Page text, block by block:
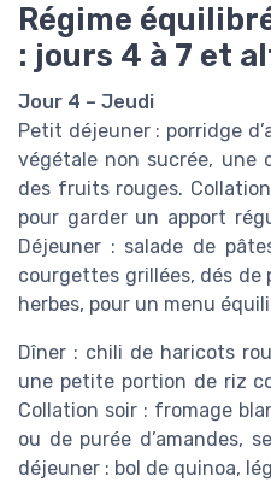
Régime
: jours 4 à 7 et
Jour 4 – Jeudi
Petit déjeuner : porridge
végétale non sucrée, une
des fruits rouges.
pour garder un apport
Déjeuner : salade de
courgettes grillées, dés de
herbes, pour un menu
Dîner : chili de haricots
une petite portion de riz
Collation soir : fromage
ou de purée d’amandes,
déjeuner : bol de quinoa,